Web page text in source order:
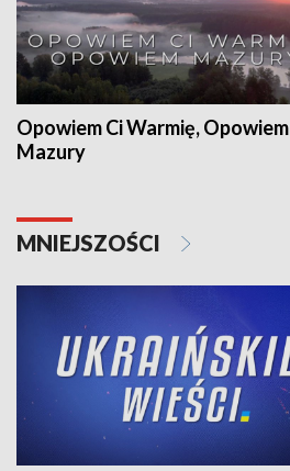
Opowiem Ci Warmię, Opowiem
Mazury
MNIEJSZOŚCI